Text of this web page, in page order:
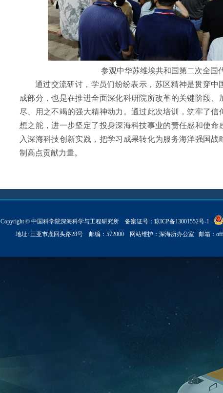
参观中华苏维埃共和国第二次全国
通过交流研讨，学员们纷纷表示，苏区精神是贯穿
成部分，也是在推进全面深化科研院所改革的关键阶段
尽、用之不竭的强大精神动力。通过此次培训，筑牢了
想之舵，进一步坚定了投身深海科技事业的责任感和使
入深海科技创新实践，把学习成果转化为服务海洋强国
制高点贡献力量。
Copyright © 中国科学院深海科学与工程研究所 备案证号： 琼ICP备13001552号-1
地址: 三亚市鹿回头路28号 邮编：572000 网站维护：深海所办公室 邮箱：